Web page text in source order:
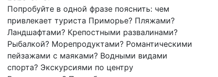
Попробуйте в одной фразе пояснить: чем
привлекает туриста Приморье? Пляжами?
Ландшафтами? Крепостными развалинами?
Рыбалкой? Морепродуктами? Романтическими
пейзажами с маяками? Водными видами
спорта? Экскурсиями по центру